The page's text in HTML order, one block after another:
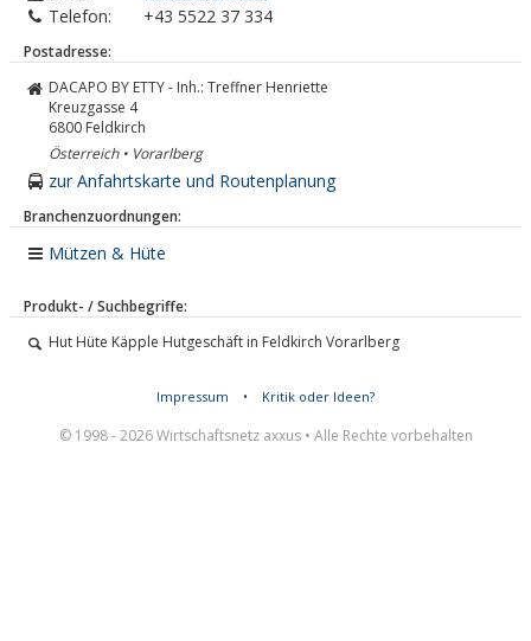
Telefon:
+43 5522 37 334
Postadresse:
DACAPO BY ETTY - Inh.: Treffner Henriette
Kreuzgasse 4
6800 Feldkirch
Österreich • Vorarlberg
zur Anfahrtskarte und Routenplanung
Branchenzuordnungen:
Mützen & Hüte
Produkt- / Suchbegriffe:
Hut Hüte Käpple Hutgeschäft in Feldkirch Vorarlberg
Impressum • Kritik oder Ideen?
© 1998 - 2026 Wirtschaftsnetz axxus • Alle Rechte vorbehalten